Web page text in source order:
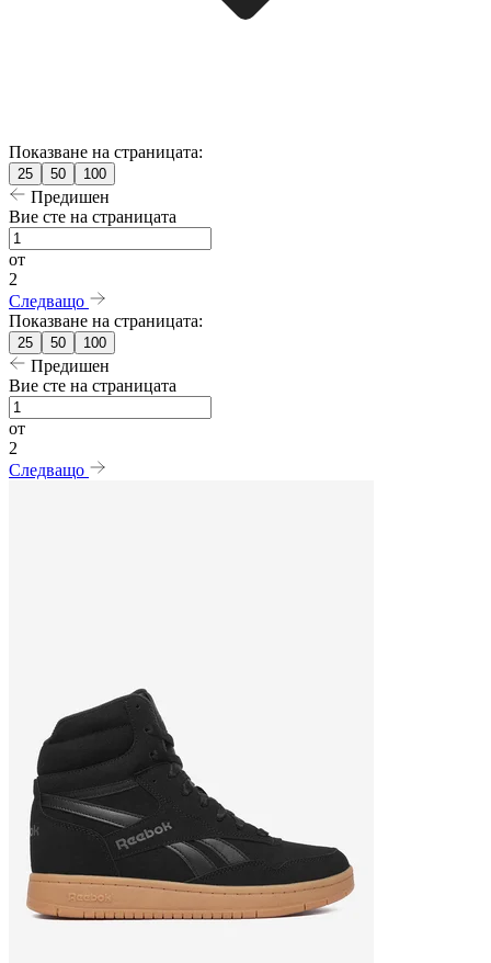
Показване на страницата:
25 50 100
Предишен
Вие сте на страницата
от
2
Следващо
Показване на страницата:
25 50 100
Предишен
Вие сте на страницата
от
2
Следващо